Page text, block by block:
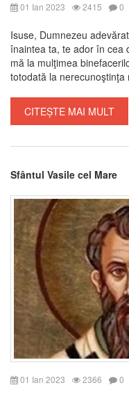
01 Ian 2023 2415 0
Isuse, Dumnezeu
înaintea ta, te ador în cea
mă la mulţimea
totodată la nerecunoştinţa
CITEȘTE MAI MULT
Sfântul Vasile cel Mare
01 Ian 2023 2366 0